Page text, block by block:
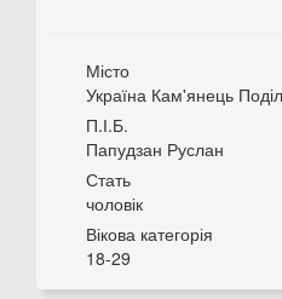
Місто
Україна Кам'янець
П.І.Б.
Папудзан Руслан
Стать
чоловік
Вікова категорія
18-29